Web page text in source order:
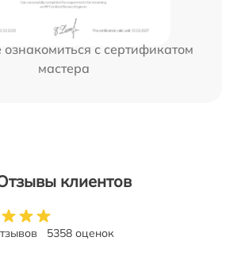
с сертификатом
мастера
клиентов
5358 оценок